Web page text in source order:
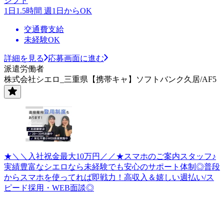
1日1.5時間 週1日からOK
交通費支給
未経験OK
詳細を見る
応募画面に進む
派遣労働者
株式会社シエロ_三重県【携帯キャ】ソフトバンク久居/AF5
★＼＼入社祝金最大10万円／／★スマホのご案内スタッフ♪
実績豊富なシエロなら未経験でも安心のサポート体制◎普段
からスマホを使ってれば即戦力！高収入＆嬉しい週払い/ス
ピード採用・WEB面談◎